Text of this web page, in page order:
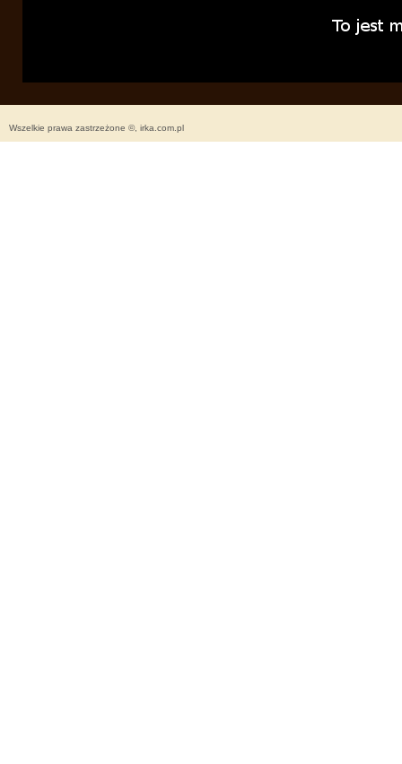
Wszelkie prawa zastrzeżone ©, irka.com.pl